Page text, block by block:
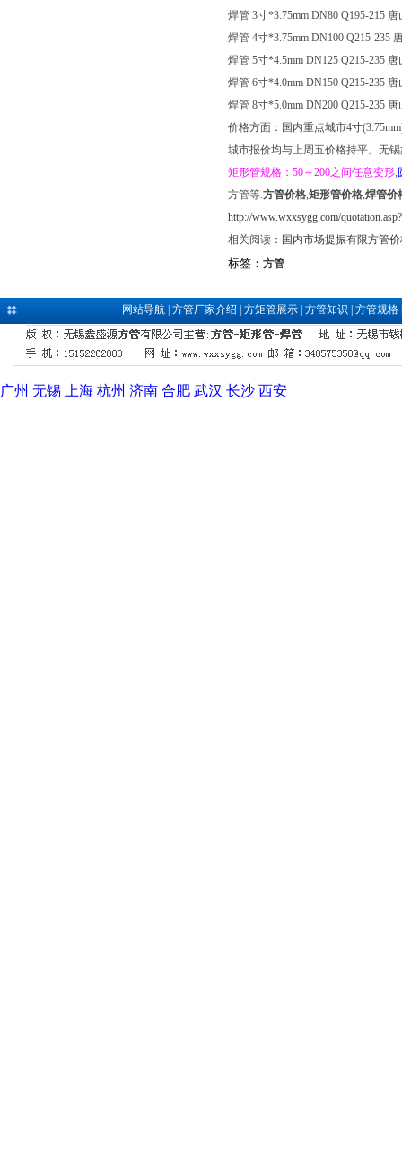
焊管 3寸*3.75mm DN80 Q195-215
焊管 4寸*3.75mm DN100 Q215-235
焊管 5寸*4.5mm DN125 Q215-235
焊管 6寸*4.0mm DN150 Q215-235
焊管 8寸*5.0mm DN200 Q215-235
价格方面：国内重点城市4寸
城市报价均与上周五价格持平。无
矩形管规格：50～200之间任意变形,
方管等.方管价格,矩形管价格,焊管价
http://www.wxxsygg.com/
相关阅读： 国内市场提振有限方管
标签： 方管
网站导航| 方管厂家介绍 方矩管展示| 方管知识 方管规格
广州 无锡 上海 杭州 济南 合肥 武汉 长沙 西安